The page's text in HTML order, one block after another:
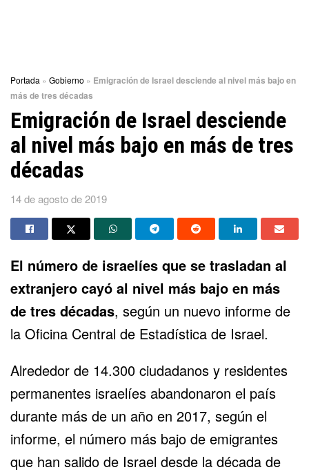
Portada » Gobierno » Emigración de Israel desciende al nivel más bajo en
más de tres décadas
Emigración de Israel desciende
al nivel más bajo en más de tres
décadas
14 de agosto de 2019
El número de israelíes que se trasladan al
extranjero cayó al nivel más bajo en más
de tres décadas, según un nuevo informe de
la Oficina Central de Estadística de Israel.
Alrededor de 14.300 ciudadanos y residentes
permanentes israelíes abandonaron el país
durante más de un año en 2017, según el
informe, el número más bajo de emigrantes
que han salido de Israel desde la década de